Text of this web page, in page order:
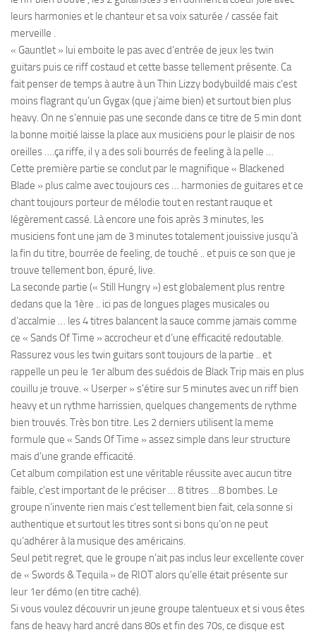
leurs harmonies et le chanteur et sa voix saturée / cassée fait
merveille .
« Gauntlet » lui emboite le pas avec d’entrée de jeux les twin
guitars puis ce riff costaud et cette basse tellement présente. Ca
fait penser de temps à autre à un Thin Lizzy bodybuildé mais c’est
moins flagrant qu’un Gygax (que j’aime bien) et surtout bien plus
heavy. On ne s’ennuie pas une seconde dans ce titre de 5 min dont
la bonne moitié laisse la place aux musiciens pour le plaisir de nos
oreilles ….ça riffe, il y a des soli bourrés de feeling à la pelle …
Cette première partie se conclut par le magnifique « Blackened
Blade » plus calme avec toujours ces … harmonies de guitares et ce
chant toujours porteur de mélodie tout en restant rauque et
légèrement cassé. Là encore une fois après 3 minutes, les
musiciens font une jam de 3 minutes totalement jouissive jusqu’à
la fin du titre, bourrée de feeling, de touché .. et puis ce son que je
trouve tellement bon, épuré, live.
La seconde partie (« Still Hungry ») est globalement plus rentre
dedans que la 1ère .. ici pas de longues plages musicales ou
d’accalmie … les 4 titres balancent la sauce comme jamais comme
ce « Sands Of Time » accrocheur et d’une efficacité redoutable.
Rassurez vous les twin guitars sont toujours de la partie .. et
rappelle un peu le 1er album des suédois de Black Trip mais en plus
couillu je trouve. « Userper » s’étire sur 5 minutes avec un riff bien
heavy et un rythme harrissien, quelques changements de rythme
bien trouvés. Très bon titre. Les 2 derniers utilisent la meme
formule que « Sands Of Time » assez simple dans leur structure
mais d’une grande efficacité.
Cet album compilation est une véritable réussite avec aucun titre
faible, c’est important de le préciser … 8 titres …8 bombes. Le
groupe n’invente rien mais c’est tellement bien fait, cela sonne si
authentique et surtout les titres sont si bons qu’on ne peut
qu’adhérer à la musique des américains.
Seul petit regret, que le groupe n’ait pas inclus leur excellente cover
de « Swords & Tequila » de RIOT alors qu’elle était présente sur
leur 1er démo (en titre caché).
Si vous voulez découvrir un jeune groupe talentueux et si vous êtes
fans de heavy hard ancré dans 80s et fin des 70s, ce disque est